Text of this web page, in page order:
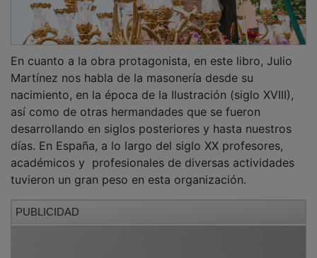
Martínez nos habla de la masonería desde su
nacimiento, en la época de la Ilustración (siglo XVIII),
así como de otras hermandades que se fueron
desarrollando en siglos posteriores y hasta nuestros
días. En España, a lo largo del siglo XX profesores,
académicos y profesionales de diversas actividades
tuvieron un gran peso en esta organización.